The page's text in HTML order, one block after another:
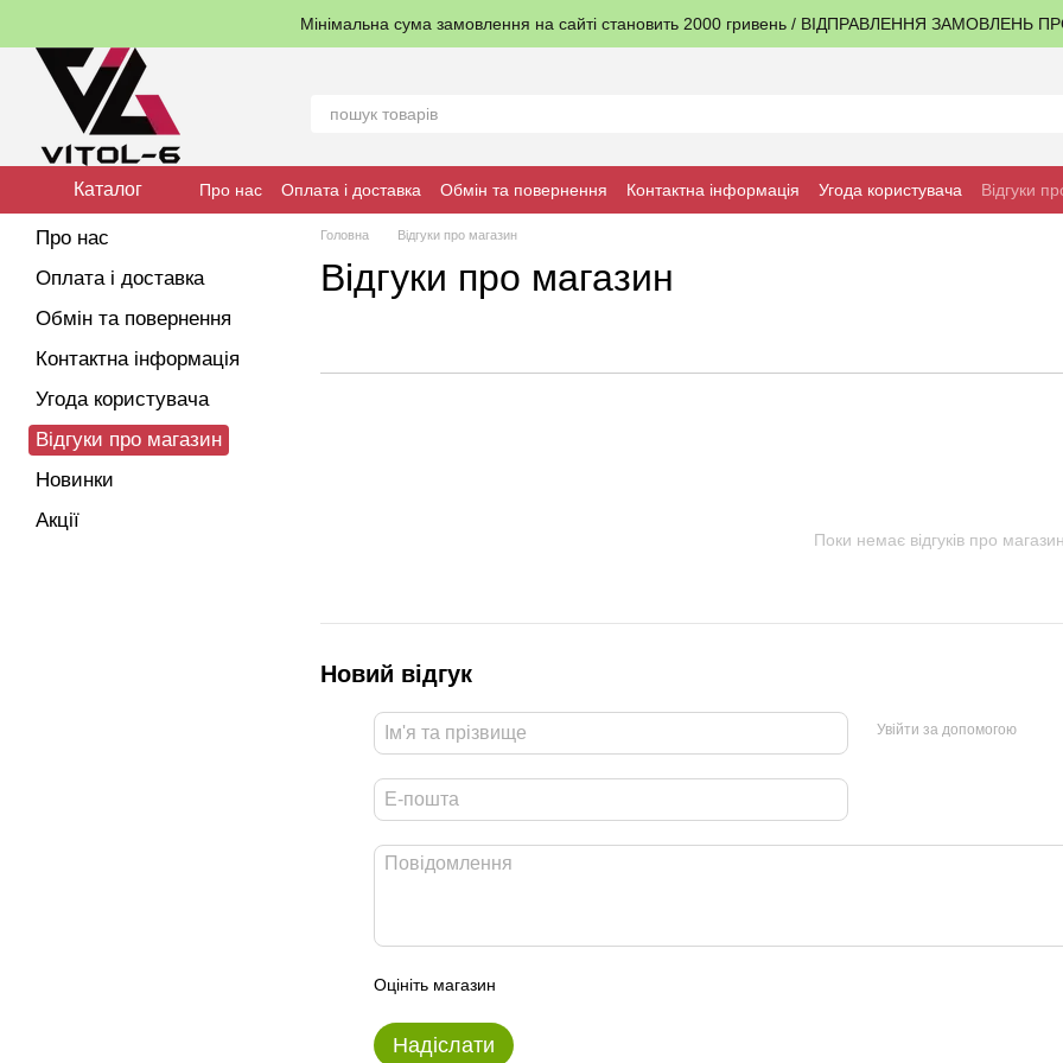
Мінімальна сума замовлення на сайті становить 2000 гривень / ВІДПРАВЛЕННЯ
Каталог Про нас Оплата і доставка Обмін та повернення Контактна інформація Угода користувача Відгуки
Головна Відгуки про магазин
Відгуки про магазин
Поки немає відгуків про
Новий відгук
Увійти за допомогою
Оцініть магазин
Надіслати
Про нас
Оплата і доставка
Обмін та повернення
Контактна інформація
Угода користувача
Відгуки про магазин
Новинки
Акції